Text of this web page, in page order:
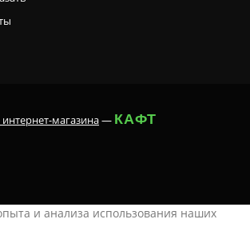
магазина— КАФТ
и анализа использования наших